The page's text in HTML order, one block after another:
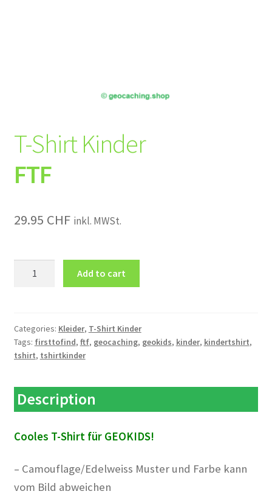
T-Shirt Kinder
FTF
29.95 CHF inkl. MWSt.
quantity
Add to cart
Categories: Kleider, T-Shirt Kinder
Tags: firsttofind, ftf, geocaching, geokids, kinder, kindertshirt,
tshirt, tshirtkinder
Description
Cooles T-Shirt für GEOKIDS!
– Camouflage/Edelweiss Muster und Farbe kann
vom Bild abweichen